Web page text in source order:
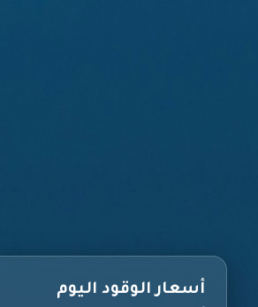
أسعار الوقود اليوم